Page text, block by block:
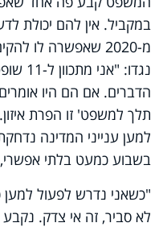
במקביל. אין להם יכולת
מ-2020 שאפשרה
הדברים. אם הם היו
תלך למשפט' זו הפרת
למען ענייני המדינה
בשבוע כמעט בלתי
"כשאני נדרש לפעול למען
לא סביר, זה אי צדק. נקבע